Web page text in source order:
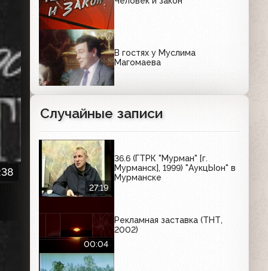
В гостях у Муслима
Магомаева
Случайные записи
27:19
36.6 (ГТРК "Мурман" [г.
Мурманск], 1999) "АукцЫон" в
Мурманске
00:04
Рекламная заставка (ТНТ,
2002)